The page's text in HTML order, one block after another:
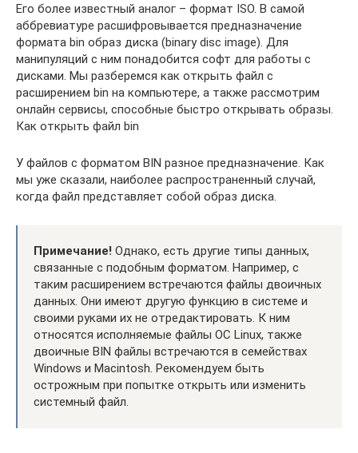
Его более известный аналог – формат ISO. В самой
аббревиатуре расшифровывается предназначение
формата bin образ диска (binary disc image). Для
манипуляций с ним понадобится софт для работы с
дисками. Мы разберемся как открыть файл с
расширением bin на компьютере, а также рассмотрим
онлайн сервисы, способные быстро открывать образы.
Как открыть файл bin
У файлов с форматом BIN разное предназначение. Как
мы уже сказали, наиболее распространенный случай,
когда файл представляет собой образ диска.
Примечание! Однако, есть другие типы данных,
связанные с подобным форматом. Например, с
таким расширением встречаются файлы двоичных
данных. Они имеют другую функцию в системе и
своими руками их не отредактировать. К ним
относятся исполняемые файлы ОС Linux, также
двоичные BIN файлы встречаются в семействах
Windows и Macintosh. Рекомендуем быть
острожным при попытке открыть или изменить
системный файл.